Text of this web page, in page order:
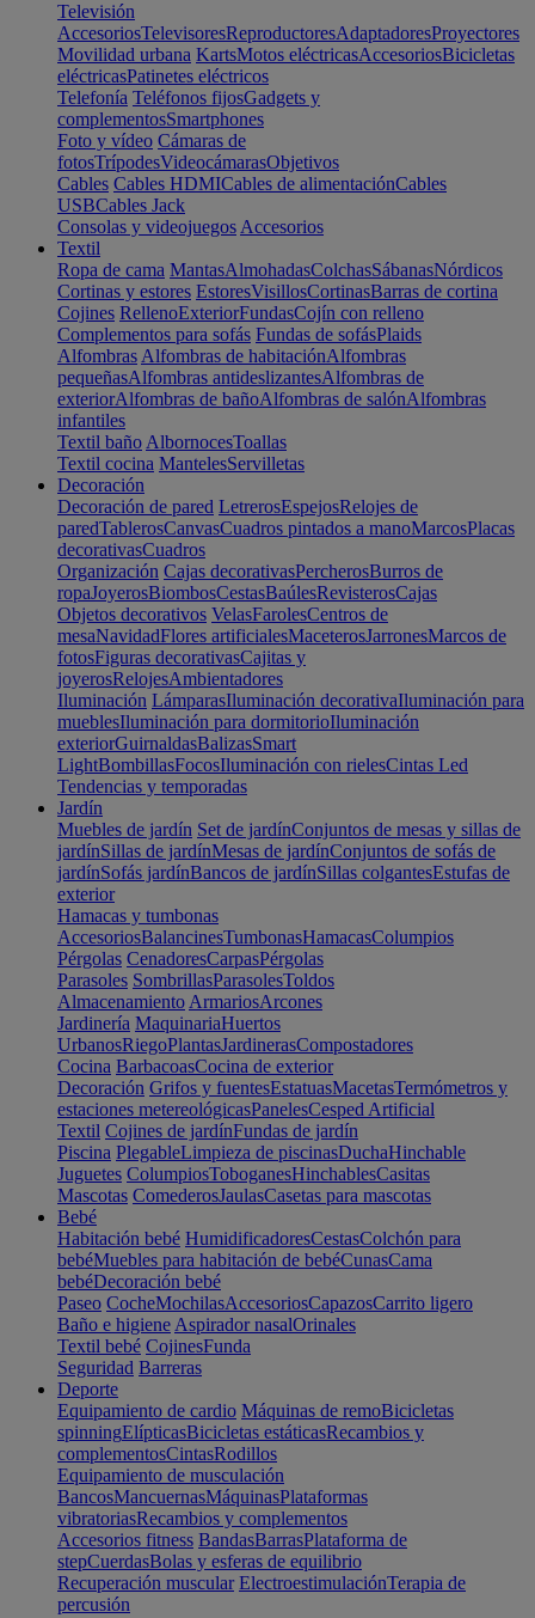
Televisión
AccesoriosTelevisoresReproductoresAdaptadoresProyectores
Movilidad urbana KartsMotos eléctricasAccesoriosBicicletas
eléctricasPatinetes eléctricos
Telefonía Teléfonos fijosGadgets y
complementosSmartphones
Foto y vídeo Cámaras de
fotosTrípodesVideocámarasObjetivos
Cables Cables HDMICables de alimentaciónCables
USBCables Jack
Consolas y videojuegos Accesorios
Textil
Ropa de cama MantasAlmohadasColchasSábanasNórdicos
Cortinas y estores EstoresVisillosCortinasBarras de cortina
Cojines RellenoExteriorFundasCojín con relleno
Complementos para sofás Fundas de sofásPlaids
Alfombras Alfombras de habitaciónAlfombras
pequeñasAlfombras antideslizantesAlfombras de
exteriorAlfombras de bañoAlfombras de salónAlfombras
infantiles
Textil baño AlbornocesToallas
Textil cocina MantelesServilletas
Decoración
Decoración de pared LetrerosEspejosRelojes de
paredTablerosCanvasCuadros pintados a manoMarcosPlacas
decorativasCuadros
Organización Cajas decorativasPercherosBurros de
ropaJoyerosBiombosCestasBaúlesRevisterosCajas
Objetos decorativos VelasFarolesCentros de
mesaNavidadFlores artificialesMaceterosJarronesMarcos de
fotosFiguras decorativasCajitas y
joyerosRelojesAmbientadores
Iluminación LámparasIluminación decorativaIluminación para
mueblesIluminación para dormitorioIluminación
exteriorGuirnaldasBalizasSmart
LightBombillasFocosIluminación con rielesCintas Led
Tendencias y temporadas
Jardín
Muebles de jardín Set de jardínConjuntos de mesas y sillas de
jardínSillas de jardínMesas de jardínConjuntos de sofás de
jardínSofás jardínBancos de jardínSillas colgantesEstufas de
exterior
Hamacas y tumbonas
AccesoriosBalancinesTumbonasHamacasColumpios
Pérgolas CenadoresCarpasPérgolas
Parasoles SombrillasParasolesToldos
Almacenamiento ArmariosArcones
Jardinería MaquinariaHuertos
UrbanosRiegoPlantasJardinerasCompostadores
Cocina BarbacoasCocina de exterior
Decoración Grifos y fuentesEstatuasMacetasTermómetros y
estaciones metereológicasPanelesCesped Artificial
Textil Cojines de jardínFundas de jardín
Piscina PlegableLimpieza de piscinasDuchaHinchable
Juguetes ColumpiosToboganesHinchablesCasitas
Mascotas ComederosJaulasCasetas para mascotas
Bebé
Habitación bebé HumidificadoresCestasColchón para
bebéMuebles para habitación de bebéCunasCama
bebéDecoración bebé
Paseo CocheMochilasAccesoriosCapazosCarrito ligero
Baño e higiene Aspirador nasalOrinales
Textil bebé CojinesFunda
Seguridad Barreras
Deporte
Equipamiento de cardio Máquinas de remoBicicletas
spinningElípticasBicicletas estáticasRecambios y
complementosCintasRodillos
Equipamiento de musculación
BancosMancuernasMáquinasPlataformas
vibratoriasRecambios y complementos
Accesorios fitness BandasBarrasPlataforma de
stepCuerdasBolas y esferas de equilibrio
Recuperación muscular ElectroestimulaciónTerapia de
percusión